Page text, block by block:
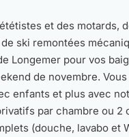
et des motards,
ski remontées
Longemer pour vos
de novembre.
enfants et plus avec
par chambre ou 2
(douche, lavabo et